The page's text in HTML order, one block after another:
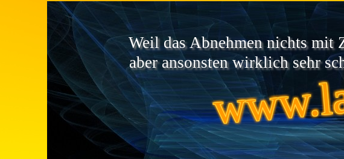
Weil das Abnehmen nichts mit
aber ansonsten wirklich sehr